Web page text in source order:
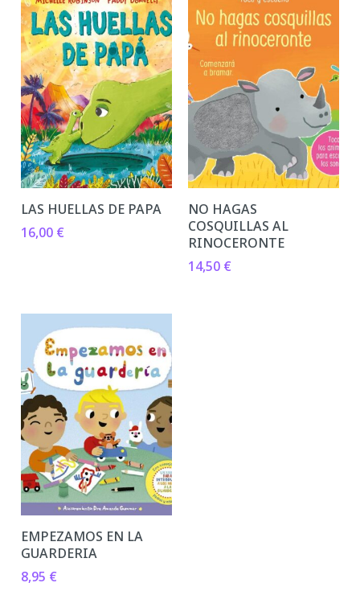
LAS HUELLAS DE PAPA
16,00 €
NO HAGAS
COSQUILLAS AL
RINOCERONTE
14,50 €
EMPEZAMOS EN LA
GUARDERIA
8,95 €